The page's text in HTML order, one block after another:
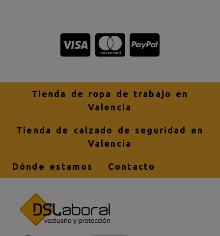
Tienda de ropa de trabajo en
Valencia
Tienda de calzado de seguridad en
Valencia
Dónde estamos Contacto